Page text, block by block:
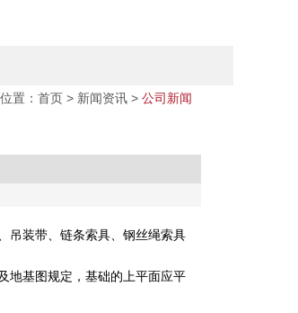
置： 首页 > 新闻资讯 > 公司新闻
吊装带、链条索具、钢丝绳索具
地基图规定，基础的上平面应平